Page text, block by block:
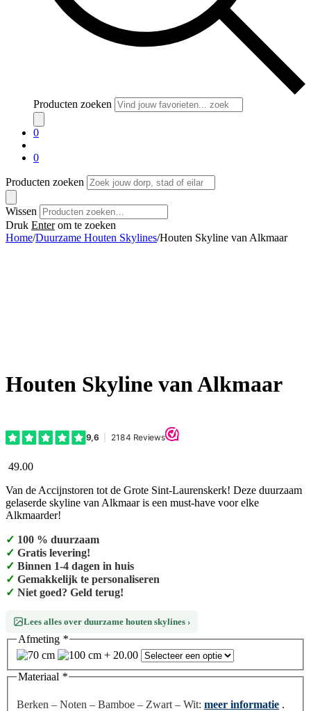
Producten zoeken
0
0
Producten zoeken
Wissen
Druk Enterom te zoeken
Home/Duurzame Houten Skylines/Houten Skyline van Alkmaar
Houten Skyline van Alkmaar
49.00
Van de Accijnstoren tot de Grote Sint-Laurenskerk! Deze duurzaam
gelaserde skyline van Alkmaar is een must-have voor elke
Alkmaarder!
✓ 100 % duurzaam
✓ Gratis levering!
✓ Binnen 1-4 dagen in huis
✓ Gemakkelijk te personaliseren
✓ Niet goed? Geld terug!
Lees alles over duurzame houten skylines ›
Afmeting *
Materiaal *
Berken – Noten – Bamboe – Zwart – Wit: meer informatie .